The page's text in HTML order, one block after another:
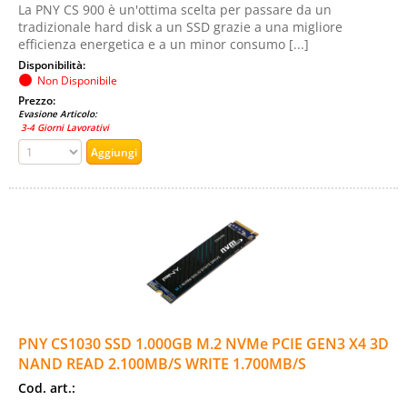
La PNY CS 900 è un'ottima scelta per passare da un
tradizionale hard disk a un SSD grazie a una migliore
efficienza energetica e a un minor consumo [...]
Disponibilità:
Non Disponibile
Prezzo:
Evasione Articolo:
3-4 Giorni Lavorativi
PNY CS1030 SSD 1.000GB M.2 NVMe PCIE GEN3 X4 3D
NAND READ 2.100MB/S WRITE 1.700MB/S
Cod. art.: